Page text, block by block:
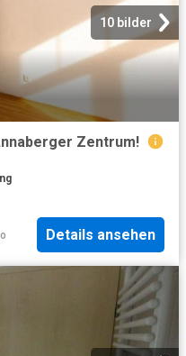
10 bilder
Zentrum!
Details ansehen